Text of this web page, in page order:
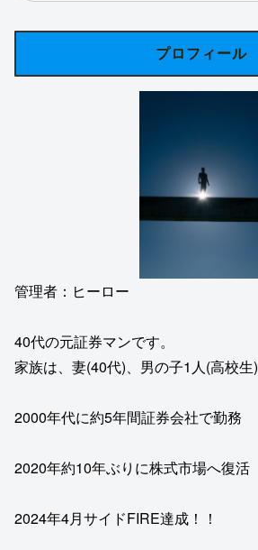
プロフィール
管理者：ヒーロー
40代の元証券マンです。
家族は、妻(40代)、男の子1人(高校生)
2000年代に約5年間証券会社で勤務
2020年約10年ぶりに株式市場へ復活
2024年4月サイドFIRE達成！！